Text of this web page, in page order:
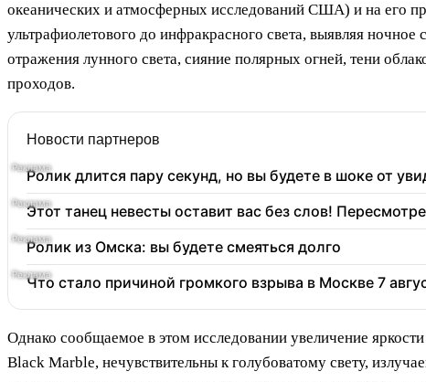
океанических и атмосферных исследований США) и на его
ультрафиолетового до инфракрасного света, выявляя
отражения лунного света, сияние полярных огней, тени
проходов.
Новости партнеров
Ролик длится пару секунд, но вы будете в шоке от
Этот танец невесты оставит вас без слов!
Ролик из Омска: вы будете смеяться долго
Что стало причиной громкого взрыва в Москве 7
Однако сообщаемое в этом исследовании увеличение
Black Marble, нечувствительны к голубоватому свету,